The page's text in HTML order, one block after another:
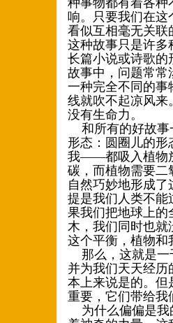
种事物都有着各种
响。只要我们在这
看似互相毫无关联
这种故事只是许
长篇小说或诗歌的
故事中，问题常常
一种完全不同的
线就吹不起凉风来
没有生命力。
和所有的好故事
形态：圆圈儿的
我——都吸入植物
碳，而植物需要二
自然巧妙地形成
提是我们人类不能
果我们把地球上的
木，我们同时也就
这个平衡，植物和
那么，这就是一
并为我们天天经
本上来说是的。但
重要，它们带给我
为什么偏偏是我